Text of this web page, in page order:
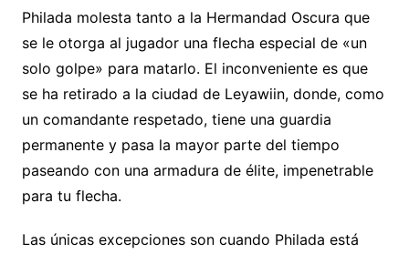
Philada molesta tanto a la Hermandad Oscura que
se le otorga al jugador una flecha especial de «un
solo golpe» para matarlo. El inconveniente es que
se ha retirado a la ciudad de Leyawiin, donde, como
un comandante respetado, tiene una guardia
permanente y pasa la mayor parte del tiempo
paseando con una armadura de élite, impenetrable
para tu flecha.
Las únicas excepciones son cuando Philada está